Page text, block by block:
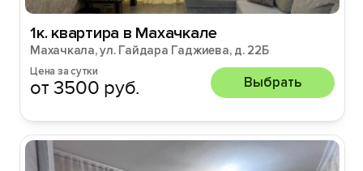
1к. квартира в Махачкале
Махачкала, ул. Гайдара Гаджиева, д. 22Б
Цена за сутки
от 3500 руб. Выбрать